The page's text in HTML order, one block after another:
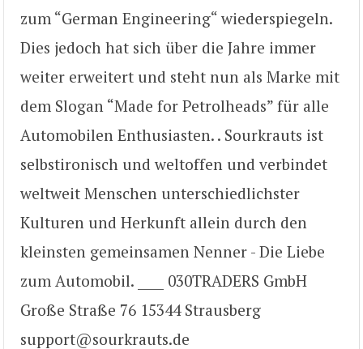
zum “German Engineering“ wiederspiegeln.
Dies jedoch hat sich über die Jahre immer
weiter erweitert und steht nun als Marke mit
dem Slogan “Made for Petrolheads” für alle
Automobilen Enthusiasten. . Sourkrauts ist
selbstironisch und weltoffen und verbindet
weltweit Menschen unterschiedlichster
Kulturen und Herkunft allein durch den
kleinsten gemeinsamen Nenner - Die Liebe
zum Automobil. ____ 030TRADERS GmbH
Große Straße 76 15344 Strausberg
support@sourkrauts.de